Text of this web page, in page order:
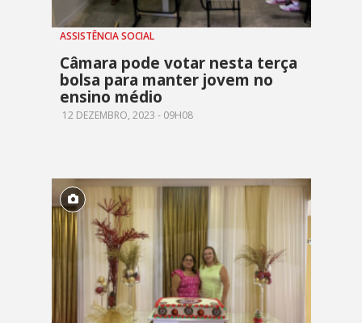
ASSISTÊNCIA SOCIAL
Câmara pode votar nesta terça
bolsa para manter jovem no
ensino médio
12 DEZEMBRO, 2023 - 09H08